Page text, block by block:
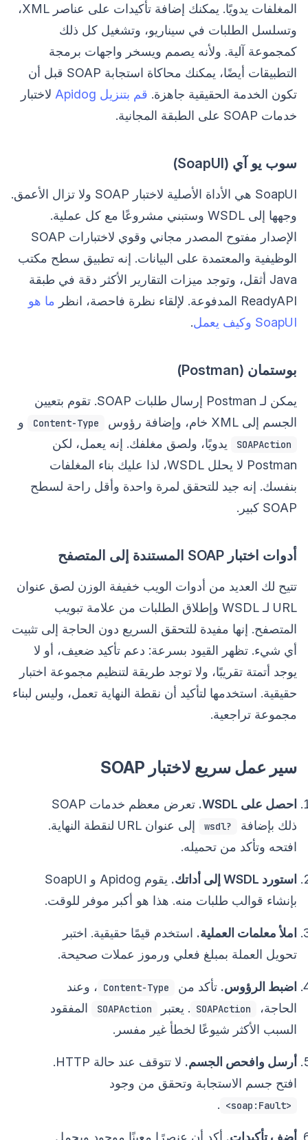
المغلفات يدويًا. يمكنك إضافة تأكيدات على عناصر XML،
وتسلسل الطلبات في سيناريو، وتشغيل كل ذلك
كمجموعة آلية. ولأنه يصمم ويسخر واجهات برمجة
التطبيقات أيضًا، يمكنك محاكاة استجابة SOAP قبل أن
تكون الخدمة الحقيقية جاهزة. قم بتنزيل Apidog
لاختبار
خدمات SOAP على الطبقة المجانية.
سوب يو آي (SoapUI)
SoapUI هي الأداة الأصلية لاختبار SOAP ولا تزال الأعمق.
وجهها إلى WSDL وستبني مشروعًا مع كل عملية.
الإصدار مفتوح المصدر مجاني وقوي لاختبارات SOAP
الوظيفية والمعتمدة على البيانات. إنه تطبيق سطح مكتب
Java أثقل، وتوجد ميزات التقارير الأكثر دقة في طبقة
ReadyAPI المدفوعة. لإلقاء نظرة فاحصة، انظر
ما هو
SoapUI وكيف يعمل
.
بوستمان (Postman)
يمكن لـ Postman إرسال طلبات SOAP. تقوم بتعيين
الجسم إلى XML خام، وإضافة رؤوس
Content-Type و
SOAPAction
يدويًا، ولصق مغلفك. إنه يعمل، لكن
Postman لا يحلل WSDL، لذا عليك بناء المغلفات
بنفسك. إنه جيد للتحقق لمرة واحدة وأقل راحة لسطح
SOAP كبير.
أدوات اختبار SOAP المستندة إلى المتصفح
تتيح لك العديد من أدوات الويب خفيفة الوزن لصق عنوان
URL لـ WSDL وإطلاق الطلبات من علامة تبويب
المتصفح. إنها مفيدة للتحقق السريع دون الحاجة إلى تثبيت
أي شيء. تظهر القيود بسرعة: دعم تأكيد ضعيف، أو لا
يوجد أتمتة تقريبًا، ولا توجد طريقة لتنظيم مجموعة اختبار
حقيقية. استخدمها لتأكيد أن نقطة النهاية تعمل، وليس لبناء
مجموعة تراجعية.
سير عمل سريع لاختبار SOAP
احصل على WSDL.
تعرض معظم خدمات SOAP
ذلك بإضافة
?wsdl
إلى عنوان URL لنقطة النهاية.
افتحه وتأكد من تحميله.
استورد WSDL إلى أداتك.
يقوم Apidog و SoapUI
بإنشاء قوالب طلبات منه. هذا هو أكبر موفر للوقت.
املأ معلمات العملية. استخدم قيمًا حقيقية. اختبر
تحويل العملة بمبلغ فعلي ورموز عملات صحيحة.
اضبط الرؤوس. تأكد من Content-Type ، وعند
الحاجة،
SOAPAction . يعتبر SOAPAction
المفقود
السبب الأكثر شيوعًا لخطأ غير مفسر.
أرسل وافحص الجسم.
لا تتوقف عند حالة HTTP.
افتح جسم الاستجابة وتحقق من وجود
<soap:Fault>
.
أضف تأكيدات. أكد أن عنصرًا معينًا موجود ويحمل